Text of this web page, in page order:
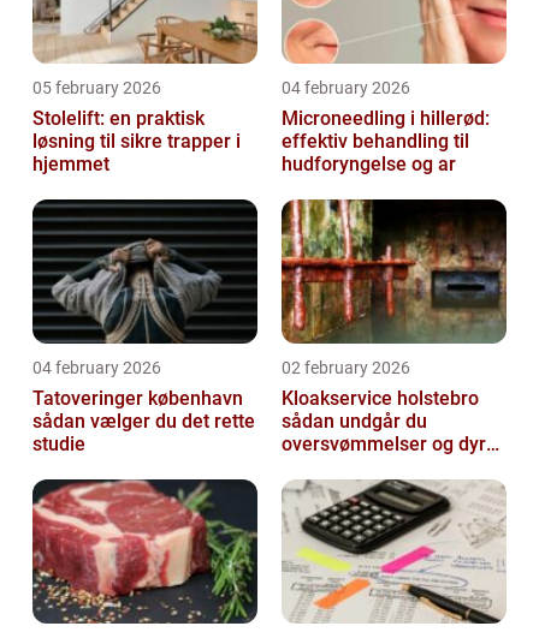
05 february 2026
Stolelift: en praktisk
løsning til sikre trapper i
hjemmet
04 february 2026
Microneedling i hillerød:
effektiv behandling til
hudforyngelse og ar
04 february 2026
Tatoveringer københavn
sådan vælger du det rette
studie
02 february 2026
Kloakservice holstebro
sådan undgår du
oversvømmelser og dyre